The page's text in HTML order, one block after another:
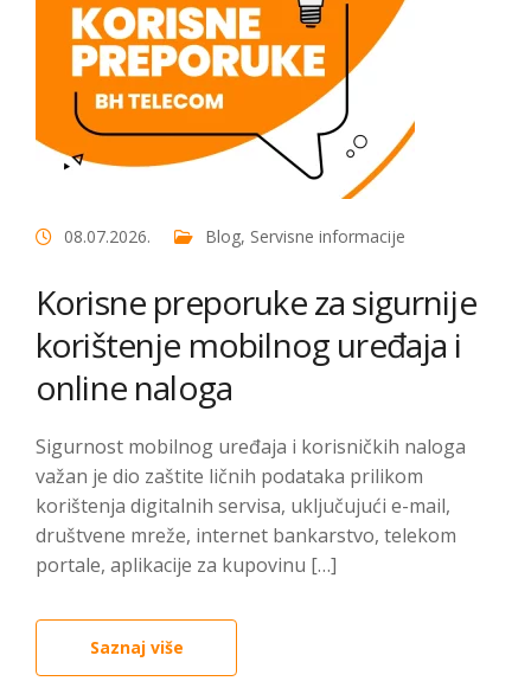
08.07.2026. Blog, Servisne informacije
Korisne preporuke za sigurnije
korištenje mobilnog uređaja i
online naloga
Sigurnost mobilnog uređaja i korisničkih naloga
važan je dio zaštite ličnih podataka prilikom
korištenja digitalnih servisa, uključujući e-mail,
društvene mreže, internet bankarstvo, telekom
portale, aplikacije za kupovinu […]
Saznaj više